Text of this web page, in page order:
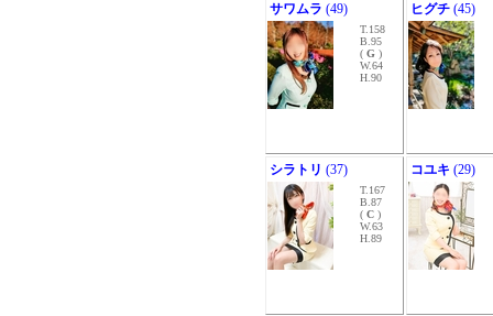
サワムラ (49)
T.158
B.95
( G )
W.64
H.90
ヒグチ (45)
シラトリ (37)
T.167
B.87
( C )
W.63
H.89
コユキ (29)